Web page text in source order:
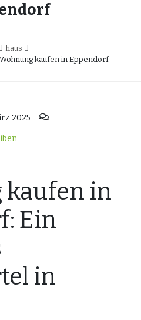
haus
kaufen in Eppendorf
2025
kaufen in
Ein
in